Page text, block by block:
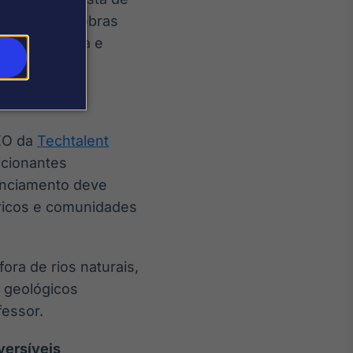
obras
útil longa e
executivo.
da Techtalent
deve
e comunidades
de rios naturais,